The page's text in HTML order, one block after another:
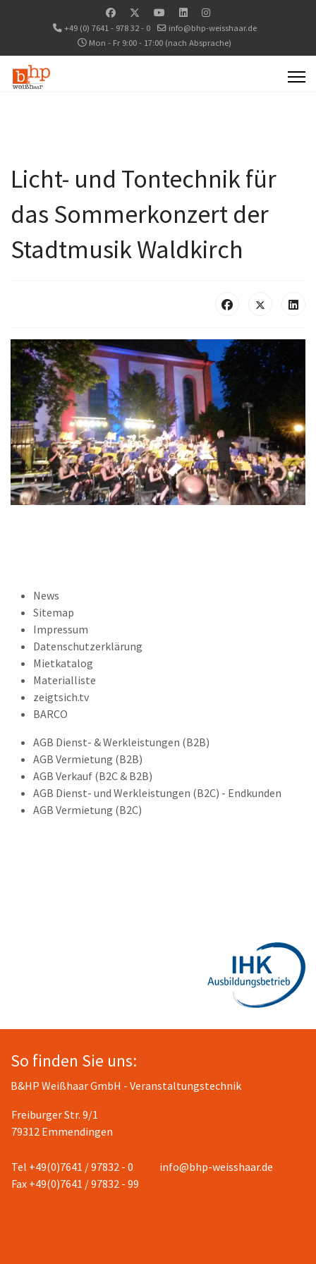
+49 (0) 7641 - 978 32 - 0
info@bhp-weisshaar.de
Mon - Fr 9:00 - 17:00 (nach Absprache)
Licht- und Tontechnik für
das Sommerkonzert der
Stadtmusik Waldkirch
News
Sitemap
Impressum
Datenschutzerklärung
Mietkatalog
Materialliste
zeigtsich.tv
BARCO
AGB Dienst- & Werkleistungen (B2B)
AGB Vermietung (B2B)
AGB Verkauf (B2C & B2B)
AGB Dienst- und Werkleistungen (B2C) - Endkunden
AGB Vermietung (B2C)
So finden Sie uns:
B&HP Weißhaar GmbH - Veranstaltungstechnik
Freiburger Str. 9/1
79312 Emmendingen
Tel +49(0)7641 / 97832 - 0
Fax +49(0)7641 / 97832 - 99
info@bhp-weisshaar.de